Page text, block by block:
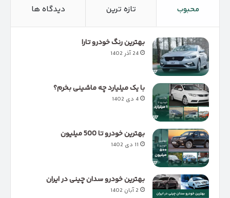
محبوب تازه ترین دیدگاه ها
بهترین رنگ خودرو تارا
24 آذر 1402
با یک میلیارد چه ماشینی بخرم؟
4 دی 1402
بهترین خودرو تا 500 میلیون
11 دی 1402
بهترین خودرو سدان چینی در ایران
2 آبان 1402